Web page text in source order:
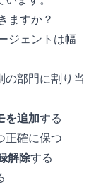
ますか？
ジェントは幅
の部門に割り当
を追加する
正確に保つ
解除する